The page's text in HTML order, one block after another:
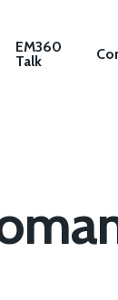
EM360
Talk